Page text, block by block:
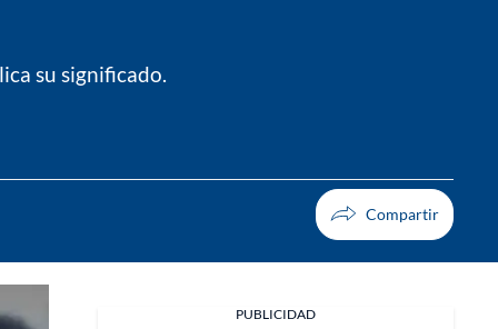
su significado.
PUBLICIDAD